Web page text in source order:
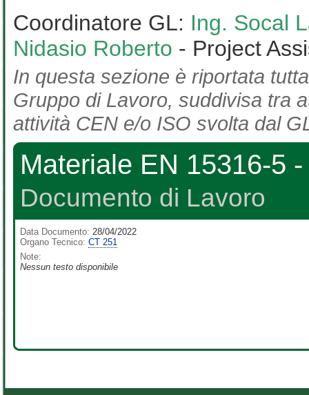
Coordinatore GL: Ing. Socal
Nidasio Roberto - Project
In questa sezione è riportata
Gruppo di Lavoro, suddivisa tra
attività CEN e/o ISO svolta dal
Materiale EN 15316-5
Documento di Lavoro
Data Documento: 28/04/2022
Organo Tecnico: CT 251
Note:
Nessun testo disponibile